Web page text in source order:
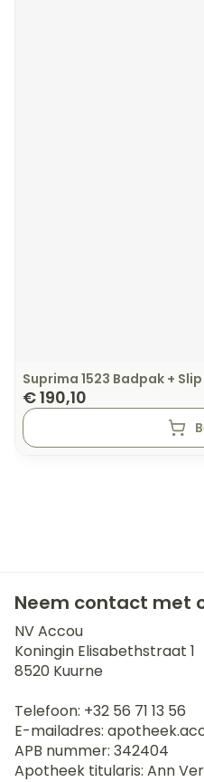
Suprima 1523 Badpak +
€ 190,10
Neem contact met
NV Accou
Koningin Elisabethstraat 1
8520 Kuurne
Telefoon: +32 56 71 13 56
E-mailadres:
APB nummer: 342404
Apotheek titularis: Ann